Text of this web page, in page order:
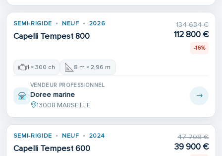
SEMI-RIGIDE NEUF 2026
Capelli Tempest 800
134 634 €
112 800 €
-16%
1 × 300 ch 8 m × 2,96 m
VENDEUR PROFESSIONNEL
Doree marine
13008 MARSEILLE
SEMI-RIGIDE NEUF 2024
Capelli Tempest 600
47 708 €
39 900 €